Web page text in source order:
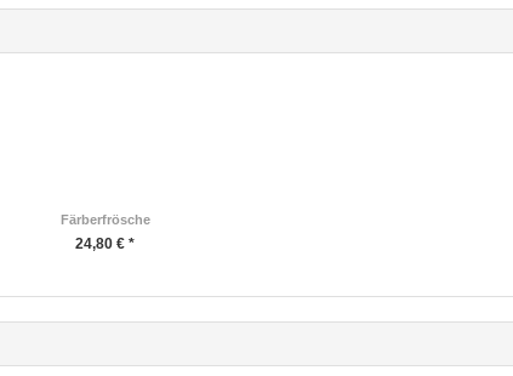
Färberfrösche
24,80 € *